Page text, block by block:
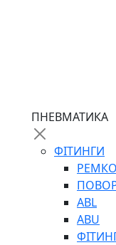
ПНЕВМАТИКА
ФІТИНГИ
ABL
ABU